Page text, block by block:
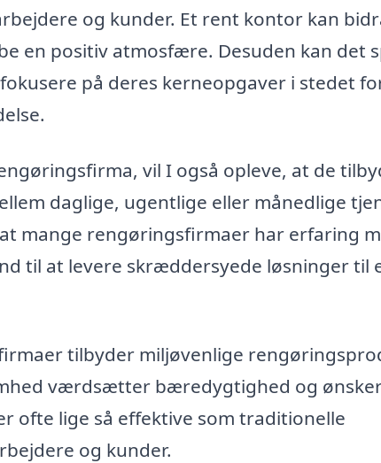
og kunder. Et rent kontor kan
en positiv atmosfære. Desuden kan det
på deres kerneopgaver i stedet
vil I også opleve, at de
daglige, ugentlige eller månedlige
mange rengøringsfirmaer har erfaring
til at levere skræddersyede løsninger til
tilbyder miljøvenlige
værdsætter bæredygtighed og
ofte lige så effektive som traditionelle
og kunder.